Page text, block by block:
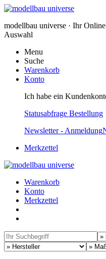
modellbau universe · Ihr
Auswahl
Menu
Suche
Warenkorb
Konto
Ich habe ein
Statusabfrage Bestellung
Newsletter - Anmeldung
Merkzettel
Warenkorb
Konto
Merkzettel